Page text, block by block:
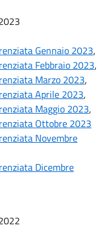
Gennaio 2023,
Febbraio 2023,
Marzo 2023,
Aprile 2023,
Maggio 2023,
Ottobre 2023
Novembre
Dicembre